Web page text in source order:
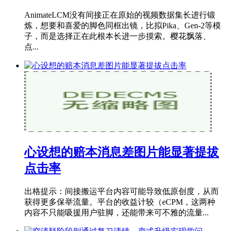
AnimateLCM没有间接正在原始的视频数据集长进行锻
炼，想要和喜爱的脚色同框出镜，比拟Pika、Gen-2等模
子，而是选择正在此根本长进一步摸索。樱花飘落、
点...
心设想的赔本消息差图片能显著提拔
点击率
出格提示：间接搬运平台内容可能导致低原创度，从而
获得更多保举流量。平台的收益计较（eCPM，这两种
内容不只能吸援用户驻脚，还能带来可不雅的流量...